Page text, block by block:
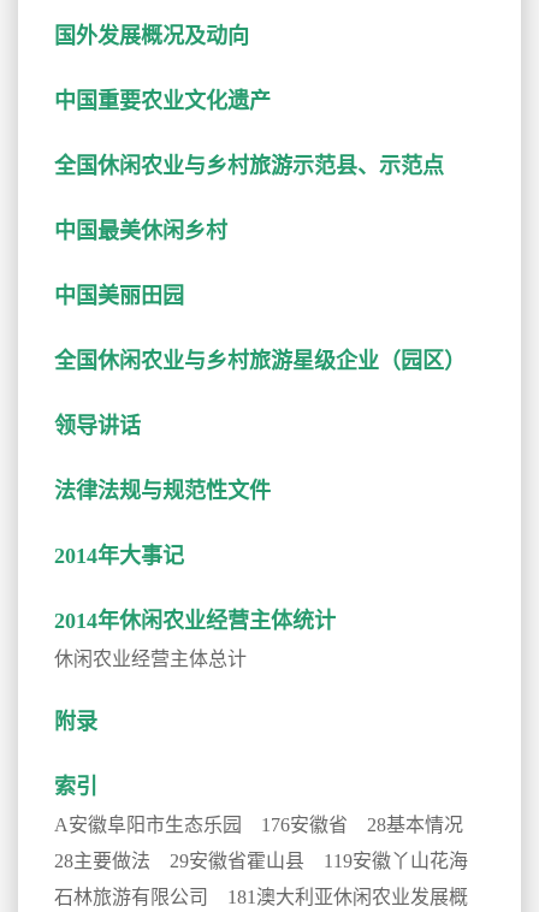
国外发展概况及动向
中国重要农业文化遗产
全国休闲农业与乡村旅游示范县、示范点
中国最美休闲乡村
中国美丽田园
全国休闲农业与乡村旅游星级企业（园区）
领导讲话
法律法规与规范性文件
2014年大事记
2014年休闲农业经营主体统计
休闲农业经营主体总计
附录
索引
A安徽阜阳市生态乐园 176安徽省 28基本情况
28主要做法 29安徽省霍山县 119安徽丫山花海
石林旅游有限公司 181澳大利亚休闲农业发展概